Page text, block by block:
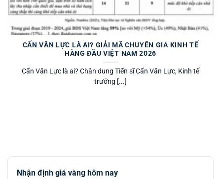
CẤN VĂN LỰC LÀ AI? GIẢI MÃ CHUYÊN GIA KINH TẾ
HÀNG ĐẦU VIỆT NAM 2026
Cấn Văn Lực là ai? Chân dung Tiến sĩ Cấn Văn Lực, Kinh tế
trưởng [...]
Nhận định giá vàng hôm nay